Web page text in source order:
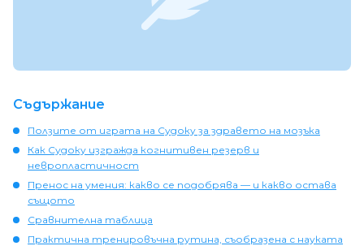
Съдържание
Ползите от играта на Судоку за здравето на мозъка
Как Судоку изгражда когнитивен резерв и
невропластичност
Пренос на умения: какво се подобрява — и какво остава
същото
Сравнителна таблица
Практична тренировъчна рутина, съобразена с науката